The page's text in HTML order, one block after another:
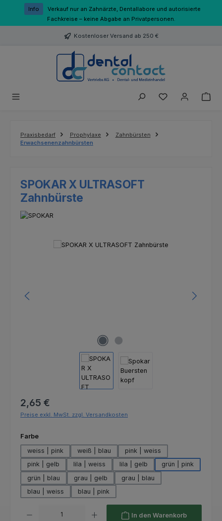
Zum Hauptinhalt springen
Info
Verkauf nur an Zahnärzte, Dentallabore und autorisierte
Fachkreise – keine Abgabe an Privatpersonen.
Kostenloser Versand ab 250 €
Du hast 0
Praxisbedarf Prophylaxe
Zahnbürsten
Erwachsenenzahnbürsten
SPOKAR X ULTRASOFT
Zahnbürste
Bildergalerie überspringen
Regulärer Preis:
2,65 €
Preise exkl. MwSt. zzgl. Versandkosten
Farbeauswählen
weiss | pink
weiß | blau
pink | weiss
pink | gelb
lila | weiss lila | gelb
grün | pink
grün | blau
grau | gelb
grau | blau
blau | weiss
blau | pink
In den Warenkorb